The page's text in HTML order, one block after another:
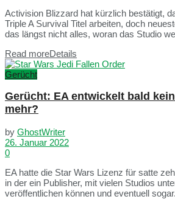
Activision Blizzard hat kürzlich bestätigt,
Triple A Survival Titel arbeiten, doch
das längst nicht alles, woran das Studio
Read moreDetails
Gerücht
Gerücht: EA entwickelt bald
mehr?
by GhostWriter
26. Januar 2022
0
EA hatte die Star Wars Lizenz für satte
in der ein Publisher, mit vielen Studios
veröffentlichen können und eventuell